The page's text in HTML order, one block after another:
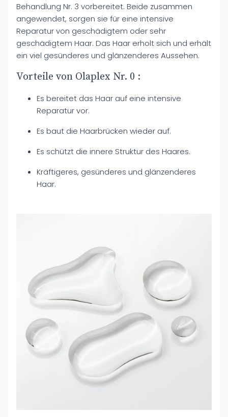
Behandlung Nr. 3 vorbereitet. Beide zusammen
angewendet, sorgen sie für eine intensive
Reparatur von geschädigtem oder sehr
geschädigtem Haar. Das Haar erholt sich und erhält
ein viel gesünderes und glänzenderes Aussehen.
Vorteile von Olaplex Nr. 0 :
Es bereitet das Haar auf eine intensive
Reparatur vor.
Es baut die Haarbrücken wieder auf.
Es schützt die innere Struktur des Haares.
Kräftigeres, gesünderes und glänzenderes
Haar.